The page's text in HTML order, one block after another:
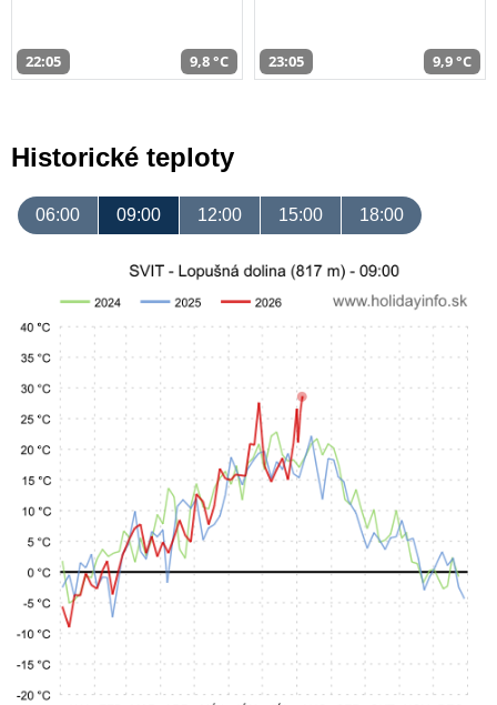
22:05 9,8 °C 23:05 9,9 °C
Historické teploty
06:00 09:00 12:00 15:00 18:00